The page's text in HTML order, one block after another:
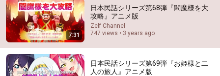
7:31
日本民話シリーズ第68弾『閻魔様を大
攻略』アニメ版
Zelf Channel
747 views • 3 years ago
日本民話シリーズ第69弾『お姫様と二
人の旅人』アニメ版